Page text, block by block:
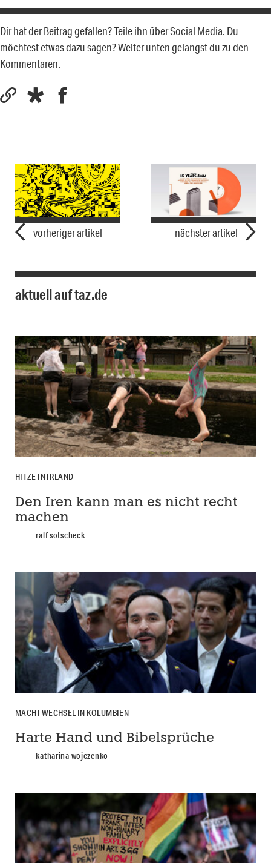
Dir hat der Beitrag gefallen? Teile ihn über Social Media. Du
möchtest etwas dazu sagen? Weiter unten gelangst du zu den
Kommentaren.
vorheriger artikel nächster artikel
aktuell auf taz.de
HITZE IN IRLAND
Den Iren kann man es nicht recht
machen
ralf sotscheck
MACHTWECHSEL IN KOLUMBIEN
Harte Hand und Bibelsprüche
katharina wojczenko